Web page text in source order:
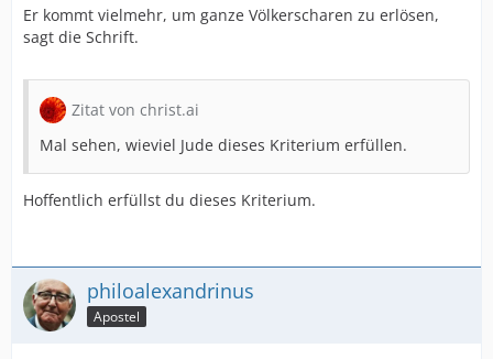
Er kommt vielmehr, um ganze Völkerscharen zu erlösen,
sagt die Schrift.
Zitat von christ.ai
Mal sehen, wieviel Jude dieses Kriterium erfüllen.
Hoffentlich erfüllst du dieses Kriterium.
philoalexandrinus
Apostel